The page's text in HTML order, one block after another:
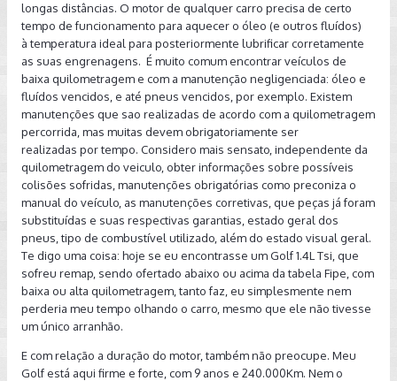
longas distâncias. O motor de qualquer carro precisa de certo
tempo de funcionamento para aquecer o óleo (e outros fluídos)
à temperatura ideal para posteriormente lubrificar corretamente
as suas engrenagens. É muito comum encontrar veículos de
baixa quilometragem e com a manutenção negligenciada: óleo e
fluídos vencidos, e até pneus vencidos, por exemplo. Existem
manutenções que sao realizadas de acordo com a quilometragem
percorrida, mas muitas devem obrigatoriamente ser
realizadas por tempo. Considero mais sensato, independente da
quilometragem do veiculo, obter informações sobre possíveis
colisões sofridas, manutenções obrigatórias como preconiza o
manual do veículo, as manutenções corretivas, que peças já foram
substituídas e suas respectivas garantias, estado geral dos
pneus, tipo de combustível utilizado, além do estado visual geral.
Te digo uma coisa: hoje se eu encontrasse um Golf 1.4L Tsi, que
sofreu remap, sendo ofertado abaixo ou acima da tabela Fipe, com
baixa ou alta quilometragem, tanto faz, eu simplesmente nem
perderia meu tempo olhando o carro, mesmo que ele não tivesse
um único arranhão.
E com relação a duração do motor, também não preocupe. Meu
Golf está aqui firme e forte, com 9 anos e 240.000Km. Nem o